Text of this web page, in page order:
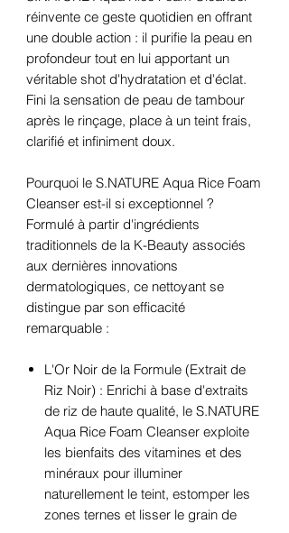
réinvente ce geste quotidien en offrant
une double action : il purifie la peau en
profondeur tout en lui apportant un
véritable shot d'hydratation et d'éclat.
Fini la sensation de peau de tambour
après le rinçage, place à un teint frais,
clarifié et infiniment doux.
Pourquoi le S.NATURE Aqua Rice Foam
Cleanser est-il si exceptionnel ?
Formulé à partir d'ingrédients
traditionnels de la K-Beauty associés
aux dernières innovations
dermatologiques, ce nettoyant se
distingue par son efficacité
remarquable :
L'Or Noir de la Formule (Extrait de
Riz Noir) : Enrichi à base d'extraits
de riz de haute qualité, le S.NATURE
Aqua Rice Foam Cleanser exploite
les bienfaits des vitamines et des
minéraux pour illuminer
naturellement le teint, estomper les
zones ternes et lisser le grain de